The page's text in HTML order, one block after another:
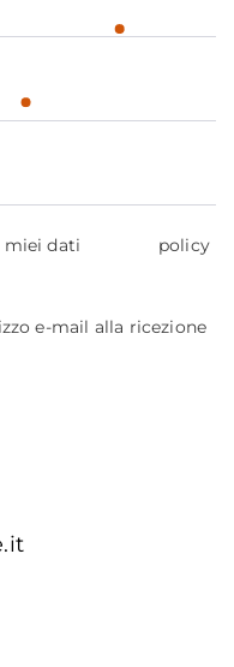
miei dati
policy
e-mail alla ricezione